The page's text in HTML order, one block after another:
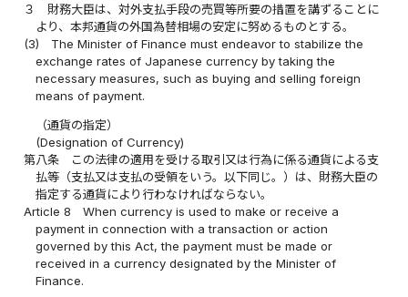
３
財務大臣は、対外支払手段の売買等所要の措置を講ずることに
より、本邦通貨の外国為替相場の安定に努めるものとする。
(3)
The Minister of Finance must endeavor to stabilize the
exchange rates of Japanese currency by taking the
necessary measures, such as buying and selling foreign
means of payment.
（通貨の指定）
(Designation of Currency)
第八条
この法律の適用を受ける取引又は行為に係る通貨による支
払等（支払又は支払の受領をいう。以下同じ。）は、財務大臣の
指定する通貨により行わなければならない。
Article 8
When currency is used to make or receive a
payment in connection with a transaction or action
governed by this Act, the payment must be made or
received in a currency designated by the Minister of
Finance.